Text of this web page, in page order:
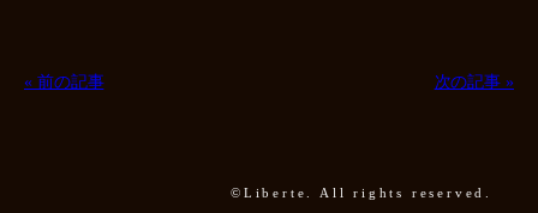
« 前の記事 次の記事 »
©Liberte. All rights reserved.